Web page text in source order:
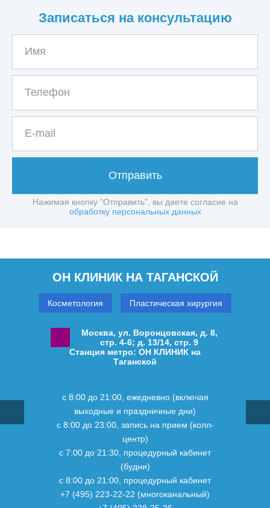
Записаться на консультацию
Отправить
Нажимая кнопку "Отправить", вы даете согласие на
обработку персональных данных
ОН КЛИНИК НА ТАГАНСКОЙ
Косметология Пластическая хирургия
Москва, ул. Воронцовская, д. 8,
стр. 4-6; д. 13/14, стр. 9
Станция метро: ОН КЛИНИК на
Таганской
с 8:00 до 21:00, ежедневно (включая
выходные и праздничные дни)
с 8:00 до 23:00, запись на прием (колл-
центр)
с 7:00 до 21:30, процедурный кабинет
(будни)
с 8:00 до 21:00, процедурный кабинет
+7 (495) 223-22-22 (многоканальный)